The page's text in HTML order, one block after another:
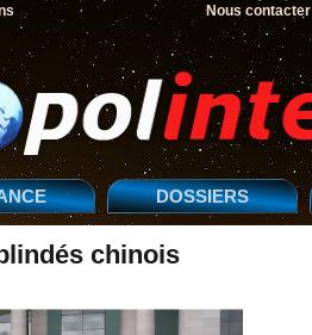
Nous contacter
DOSSIERS
chinois